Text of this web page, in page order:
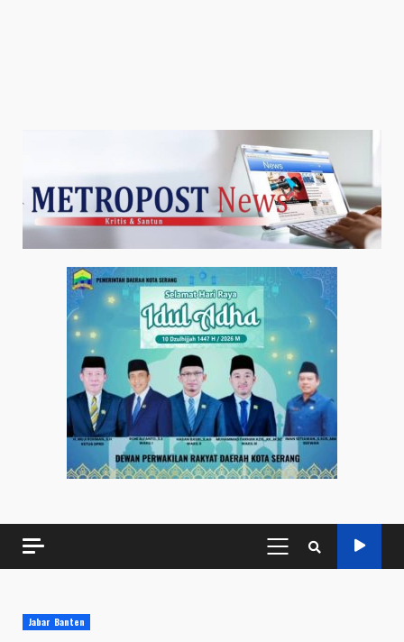
PRIMARY
MENU
Jabar Banten